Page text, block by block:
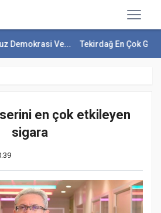
Ve... Tekirdağ En Çok Göç Alan İller
en çok etkileyen
sigara